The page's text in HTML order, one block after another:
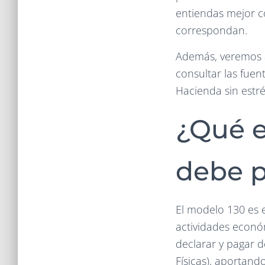
entiendas mejor
correspondan.
Además,
consultar las
Hacienda sin
¿Qué
debe
El modelo 130
actividades
declarar y pagar
Físicas),